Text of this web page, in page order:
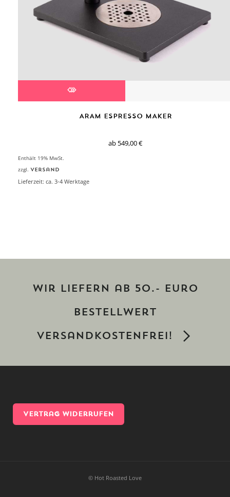
ARAM ESPRESSO MAKER
ab 549,00€
Enthält 19% MwSt.
zzgl. Versand
Lieferzeit: ca. 3-4 Werktage
Wir liefern ab 50.- Euro
Bestellwert
versandkostenfrei!
Vertrag widerrufen
© Hot Roasted Love